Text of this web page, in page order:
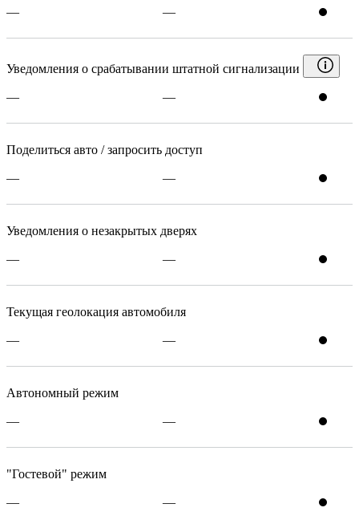
— —
Уведомления о срабатывании штатной сигнализации
— —
Поделиться авто / запросить доступ
— —
Уведомления о незакрытых дверях
— —
Текущая геолокация автомобиля
— —
Автономный режим
— —
"Гостевой" режим
— —